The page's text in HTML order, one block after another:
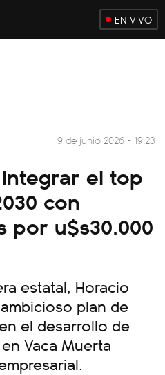
EN VIVO
9 de junio 2026 - 19:23
el top
con
por u$s30.000
estatal, Horacio
plan de
el desarrollo de
Vaca Muerta